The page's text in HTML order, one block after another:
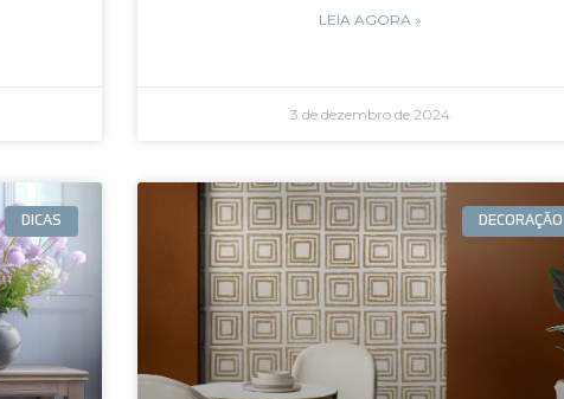
LEIA AGORA »
3 de dezembro de 2024
DICAS DECORAÇÃO